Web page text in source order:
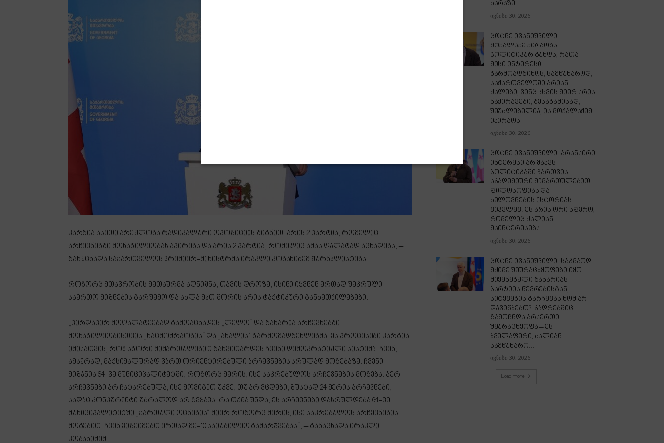
კარგია ასეთი არეულობა რადიკალური ოპოზიციის შიგნით. არის 2 პარტია, რომელიც
არჩევნებში მონაწილეობას აპირებს და არის 2 პარტია, რომელიც ამას ღალატად აცხადებს, –
განუცხადა საქართველოს პრემიერ-მინისტრმა ირაკლი კობახიძემ ჟურნალისტებს.
როგორც მთავრობის მეთაურმა აღნიშნა, თავის დროზე, ისინი იყვნენ ერთად შეკრული
საერთო მიზნების გარშემო და ახლა მათ შორის არის ტაქტიკური განხეთქილებები.
„პირდაპირ მოღალატეებად გამოაცხადეს „ლელო“ და გახარია არჩევნებში
მონაწილეობისთვის „ნაცმოძრაობის“ და „ახალის“ წარმომადგენლებმა. ეს პროცესები კარგია
იმისათვის, რომ სწორი მიმართულებით განვითარდეს ჩვენი დემოკრატიული სისტემა. ჩვენ,
ამჯერად, მაქსიმალურად ვართ ორიენტირებული არჩევნების სრულად მოგებაზე. ჩვენი
მიზანია 64-ვე მუნიციპალიტეტში, როგორც მერის, ისე საკრებულოს არჩევნების მოგება. ჯერ
არჩევნები არ ჩატარებულა, ისე მოვიგეთ უკვე, თუ არ ვცდები, ზუსტად 24 მერის არჩევნები,
სადაც კონკურენტი უბრალოდ არ გვყავს. რა თქმა უნდა, ეს არჩევნები დასრულდება 64-ვე
მუნიციპალიტეტში „ქართული ოცნების“ მიერ როგორც მერის, ისე საკრებულოს არჩევნების
მოგებით. ჩვენ ვიზეიმებთ ერთად მე-10 საიუბილეო გამარჯვებას“, – განაცხადა ირაკლი
კობახიძემ.
ხარჯზე
ივნისი 30, 2026
ცოტნე ივანიშვილი:
მოქალაქე ქირაობს
პოლიტიკურ გუნდს, რათა
მისი ინტერესი
წარმოადგინოს, სამწუხაროდ,
საქართველოში არიან
ძალები, ვინც სხვის მიერ არის
ნაქირავები, შესაბამისად,
შეუძლებელია, ის მოქალაქემ
იქირაოს
ივნისი 30, 2026
ცოტნე ივანიშვილი: არანაირი
ინტერესი არ მაქვს
პოლიტიკაში ჩართვის –
აკადემიური მიმართულებით
ფილოსოფიას და
ხელოვნების ისტორიას
ვიკვლევ. ეს არის ორი სფერო,
რომელიც ძალიან
მაინტერესებს
ივნისი 30, 2026
ცოტნე ივანიშვილი: საკმაოდ
მძიმე შეურაცხყოფები იყო
მიყენებული გახარიას
პარტიის წევრებისგან,
სიტყვების გარჩევას ხომ არ
დავიწყებთ?! კადრებშიც
გამოჩნდა არაერთი
შეურაცხყოფა – ეს
ყველაფერი, ძალიან
სამწუხარო...
ივნისი 30, 2026
Load more